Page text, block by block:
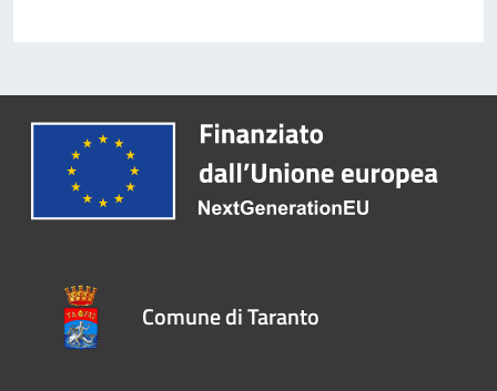
Comune di Taranto